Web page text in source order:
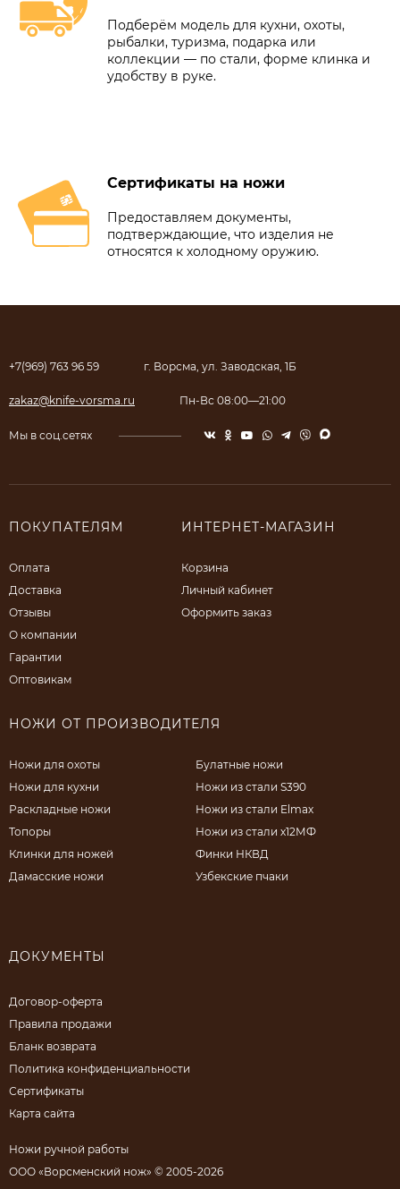
Подберём модель для кухни, охоты,
рыбалки, туризма, подарка или
коллекции — по стали, форме клинка и
удобству в руке.
Сертификаты на ножи
Предоставляем документы,
подтверждающие, что изделия не
относятся к холодному оружию.
+7(969) 763 96 59 г. Ворсма, ул. Заводская, 1Б
zakaz@knife-vorsma.ru Пн-Вс 08:00—21:00
Мы в соц.сетях
ПОКУПАТЕЛЯМ
Оплата
Доставка
Отзывы
О компании
Гарантии
Оптовикам
ИНТЕРНЕТ-МАГАЗИН
Корзина
Личный кабинет
Оформить заказ
НОЖИ ОТ ПРОИЗВОДИТЕЛЯ
Ножи для охоты
Ножи для кухни
Раскладные ножи
Топоры
Клинки для ножей
Дамасские ножи
Булатные ножи
Ножи из стали S390
Ножи из стали Elmax
Ножи из стали х12МФ
Финки НКВД
Узбекские пчаки
ДОКУМЕНТЫ
Договор-оферта
Правила продажи
Бланк возврата
Политика конфиденциальности
Сертификаты
Карта сайта
Ножи ручной работы
ООО «Ворсменский нож» © 2005-2026